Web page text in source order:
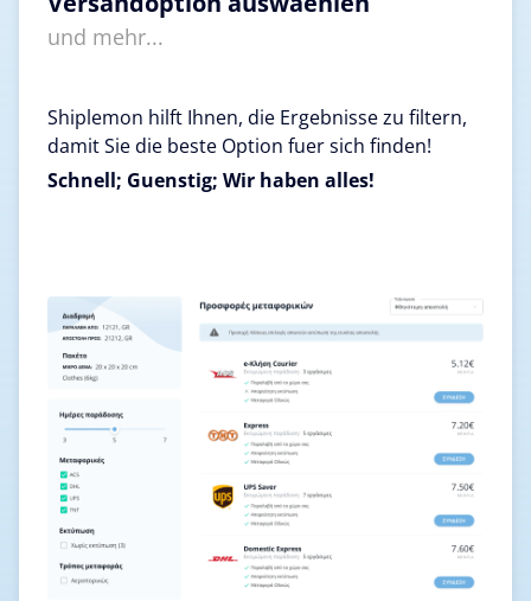
und mehr...
Shiplemon hilft Ihnen, die Ergebnisse zu filtern,
damit Sie die beste Option fuer sich finden!
Schnell; Guenstig; Wir haben alles!